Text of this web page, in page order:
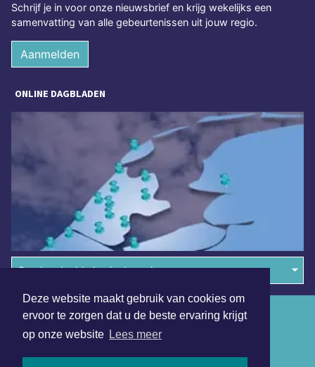
Deze website maakt gebruik van cookies om
ervoor te zorgen dat u de beste ervaring krijgt
op onze website Lees meer
Schrijf je in voor onze nieuwsbrief en krijg wekelijks een
samenvatting van alle gebeurtenissen uit jouw regio.
Aanmelden
ONLINE DAGBLADEN
Overige dagbladen in de regio
Algemene voorwaarden
Disclaimer